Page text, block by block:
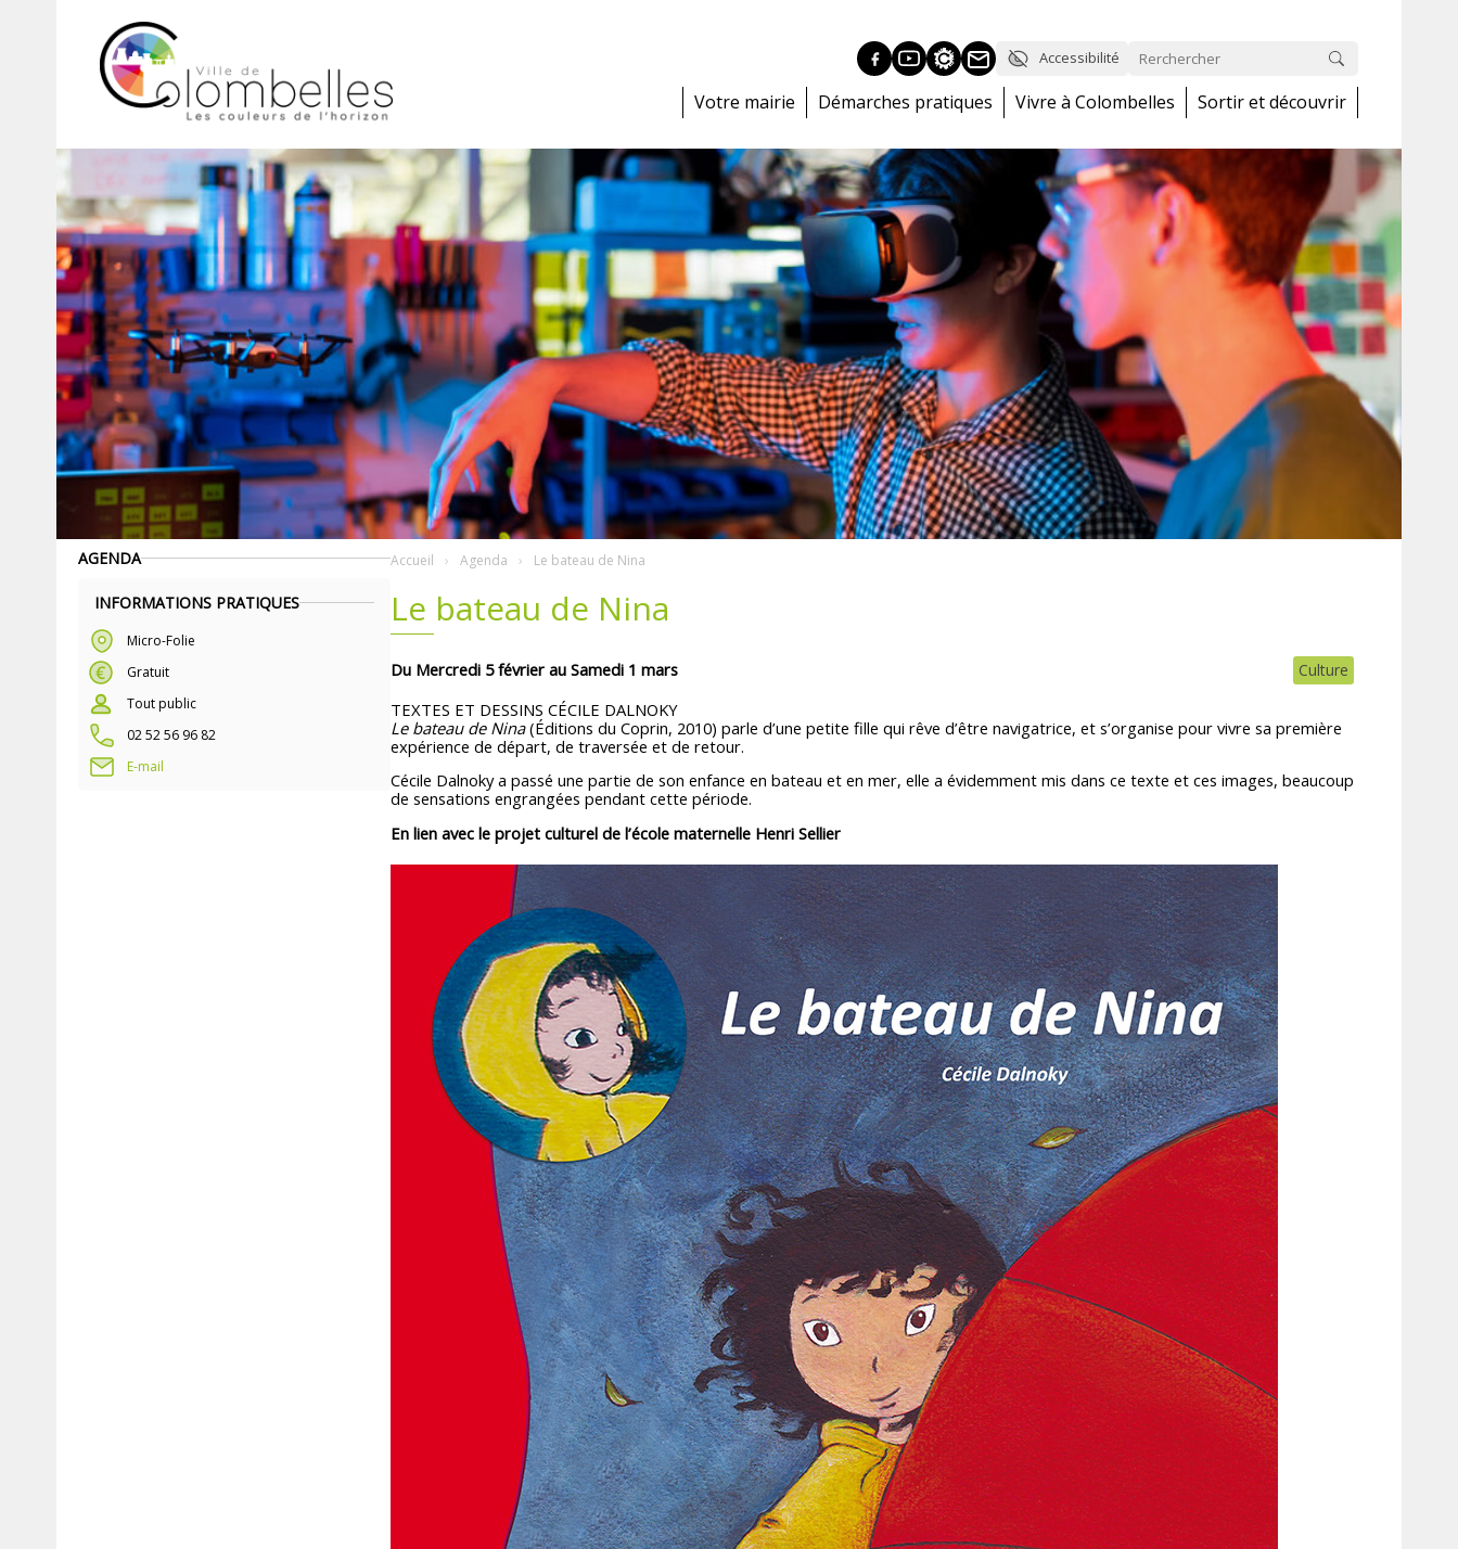
Accessibilité
Votre mairie Démarches pratiques Vivre à Colombelles Sortir et découvrir
AGENDA
INFORMATIONS PRATIQUES
Micro-Folie
Gratuit
Tout public
02 52 56 96 82
E-mail
Accueil Agenda Le bateau de Nina
Le bateau de Nina
Du Mercredi 5 février au Samedi 1 mars Culture
TEXTES ET DESSINS CÉCILE DALNOKY
Le bateau de Nina(Éditions du Coprin, 2010) parle d’une petite fille qui rêve d’être navigatrice, et s’organise pour vivre sa première
expérience de départ, de traversée et de retour.
Cécile Dalnoky a passé une partie de son enfance en bateau et en mer, elle a évidemment mis dans ce texte et ces images, beaucoup
de sensations engrangées pendant cette période.
En lien avec le projet culturel de l’école maternelle Henri Sellier